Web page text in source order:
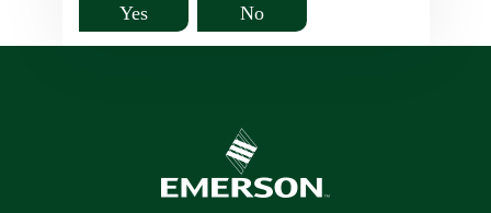
Yes No